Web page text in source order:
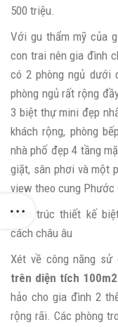
500 triệu.
Với gu thẩm mỹ của
con trai nên gia đình
có 2 phòng ngủ dưới
phòng ngủ rất rộng
3 biệt thự mini đẹp
khách rộng, phòng
nhà phố đẹp 4 tầng
giặt, sân phơi và một
view theo cung
Kiến trúc thiết kế
cách châu âu
Xét về công năng sử
trên diện tích 100m2
hảo cho gia đình 2
rộng rãi. Các phòng